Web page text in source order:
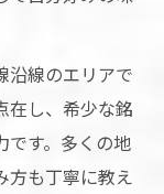
の魅力
め方ガイド
沿線のエリアで
在し、希少な銘
です。多くの地
も丁寧に教え